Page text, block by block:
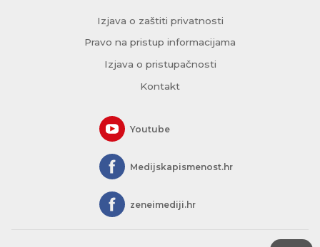
Izjava o zaštiti privatnosti
Pravo na pristup informacijama
Izjava o pristupačnosti
Kontakt
Youtube
Medijskapismenost.hr
zeneimediji.hr